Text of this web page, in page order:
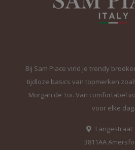
Bij Sam Piace vind je trendy
tijdloze basics van topmerken
Morgan de Toi. Van comfortabel
voor elke dag.
Langestraat
3811AA